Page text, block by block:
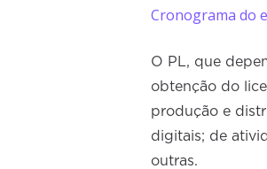
Cronograma do
O PL, que
obtenção do
produção e
digitais; de
outras.